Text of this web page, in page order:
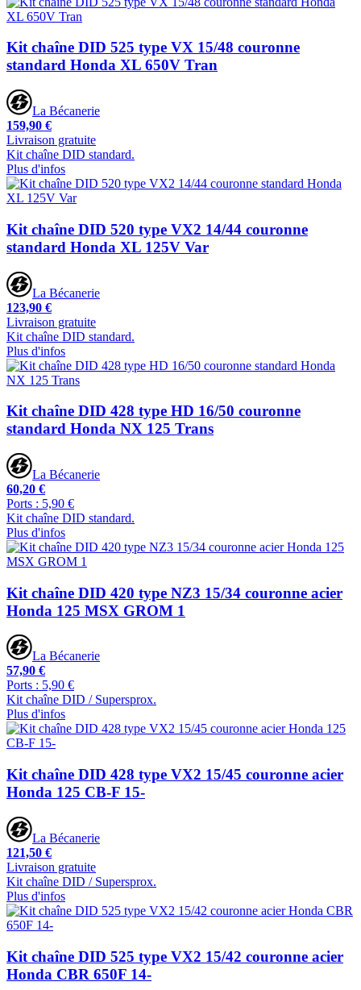
Kit chaîne DID 525 type VX 15/48 couronne
standard Honda XL 650V Tran
La Bécanerie
159,90 €
Livraison gratuite
Kit chaîne DID standard.
Plus d'infos
Kit chaîne DID 520 type VX2 14/44 couronne
standard Honda XL 125V Var
La Bécanerie
123,90 €
Livraison gratuite
Kit chaîne DID standard.
Plus d'infos
Kit chaîne DID 428 type HD 16/50 couronne
standard Honda NX 125 Trans
La Bécanerie
60,20 €
Ports : 5,90 €
Kit chaîne DID standard.
Plus d'infos
Kit chaîne DID 420 type NZ3 15/34 couronne acier
Honda 125 MSX GROM 1
La Bécanerie
57,90 €
Ports : 5,90 €
Kit chaîne DID / Supersprox.
Plus d'infos
Kit chaîne DID 428 type VX2 15/45 couronne acier
Honda 125 CB-F 15-
La Bécanerie
121,50 €
Livraison gratuite
Kit chaîne DID / Supersprox.
Plus d'infos
Kit chaîne DID 525 type VX2 15/42 couronne acier
Honda CBR 650F 14-